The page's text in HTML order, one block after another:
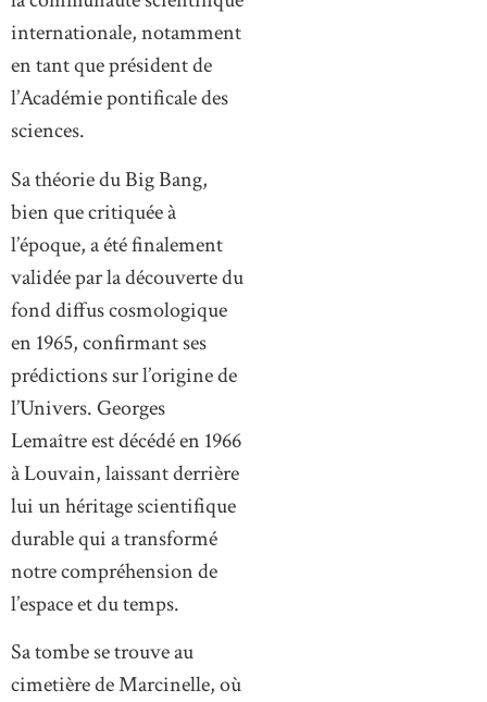
internationale, notamment
en tant que président de
l’Académie pontificale des
sciences.
Sa théorie du Big Bang,
bien que critiquée à
l’époque, a été finalement
validée par la découverte du
fond diffus cosmologique
en 1965, confirmant ses
prédictions sur l’origine de
l’Univers. Georges
Lemaître est décédé en 1966
à Louvain, laissant derrière
lui un héritage scientifique
durable qui a transformé
notre compréhension de
l’espace et du temps.
Sa tombe se trouve au
cimetière de Marcinelle, où